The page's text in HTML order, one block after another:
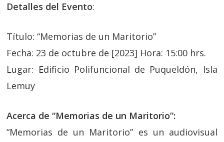
Detalles del Evento:
Título: “Memorias de un Maritorio”
Fecha: 23 de octubre de [2023] Hora: 15:00 hrs.
Lugar: Edificio Polifuncional de Puqueldón, Isla
Lemuy
Acerca de “Memorias de un Maritorio”:
“Memorias de un Maritorio” es un audiovisual